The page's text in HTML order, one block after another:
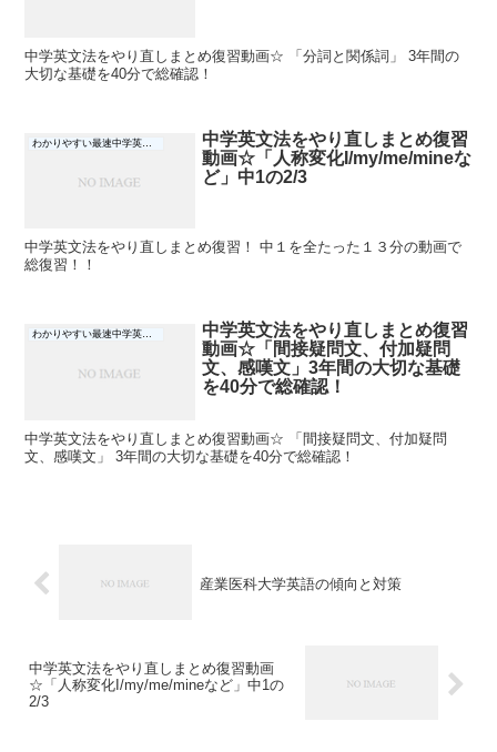
中学英文法をやり直しまとめ復習動画☆ 「分詞と関係詞」 3年間の
大切な基礎を40分で総確認！
わかりやすい最速中学英文法
中学英文法をやり直しまとめ復習
動画☆「人称変化I/my/me/mineな
ど」中1の2/3
中学英文法をやり直しまとめ復習！ 中１を全たった１３分の動画で
総復習！！
わかりやすい最速中学英文法
中学英文法をやり直しまとめ復習
動画☆「間接疑問文、付加疑問
文、感嘆文」3年間の大切な基礎
を40分で総確認！
中学英文法をやり直しまとめ復習動画☆ 「間接疑問文、付加疑問
文、感嘆文」 3年間の大切な基礎を40分で総確認！
産業医科大学英語の傾向と対策
中学英文法をやり直しまとめ復習動画
☆「人称変化I/my/me/mineなど」中1の
2/3